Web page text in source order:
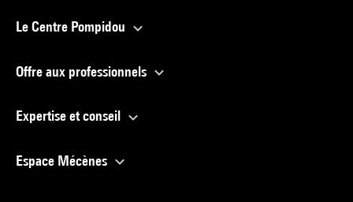
Le Centre Pompidou
Offre aux professionnels
Expertise et conseil
Espace Mécènes